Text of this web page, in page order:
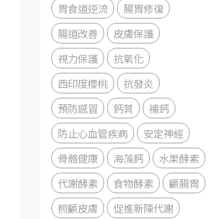
胃食道逆流
腸胃修復
腸道改善
皮膚保護
視力保護
抗氧化
西印度櫻桃
抗發炎
預防感冒
鈣質
補鈣
防止心血管疾病
安定神經
骨骼健康
海藻鈣
水果酵素
代謝酵素
食物酵素
顧腸胃
照顧皮膚
促進新陳代謝